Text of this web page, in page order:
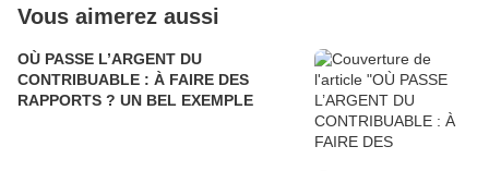
Vous aimerez aussi
OÙ PASSE L’ARGENT DU
CONTRIBUABLE : À FAIRE DES
RAPPORTS ? UN BEL EXEMPLE